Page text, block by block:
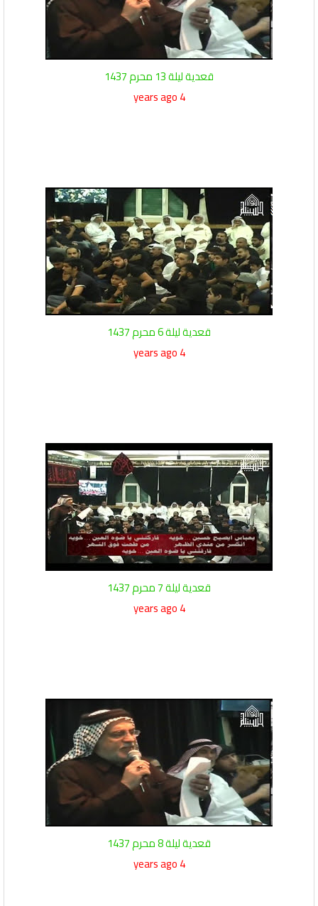
قعدية ليلة 13 محرم 1437
4 years ago
قعدية ليلة 6 محرم 1437
4 years ago
قعدية ليلة 7 محرم 1437
4 years ago
قعدية ليلة 8 محرم 1437
4 years ago